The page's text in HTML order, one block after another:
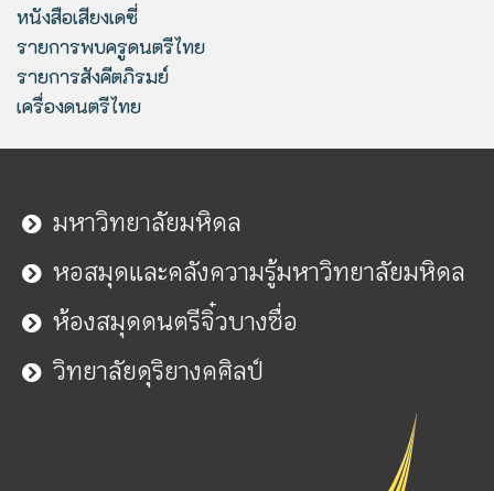
หนังสือเสียงเดซี่
รายการพบครูดนตรีไทย
รายการสังคีตภิรมย์
เครื่องดนตรีไทย
มหาวิทยาลัยมหิดล
หอสมุดและคลังความรู้มหาวิทยาลัยมหิดล
ห้องสมุดดนตรีจิ๋วบางซื่อ
วิทยาลัยดุริยางคศิลป์